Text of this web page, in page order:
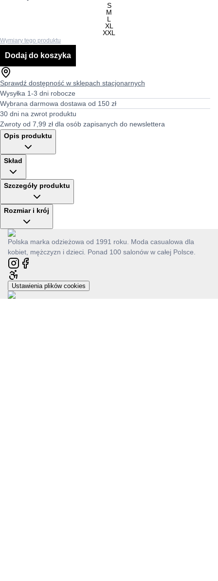
S
M
L
XL
XXL
Wymiary tego produktu
Dodaj do koszyka
Sprawdź dostępność w sklepach stacjonarnych
Wysyłka 1-3 dni robocze
Wybrana darmowa dostawa od 150 zł
30 dni na zwrot produktu
Zwroty od 7,99 zł dla osób zapisanych do newslettera
Opis produktu
Skład
Szczegóły produktu
Rozmiar i krój
Polska marka odzieżowa od 1991 roku. Moda casualowa dla
kobiet, mężczyzn i dzieci. Ponad 100 salonów w całej Polsce.
Ustawienia plików cookies